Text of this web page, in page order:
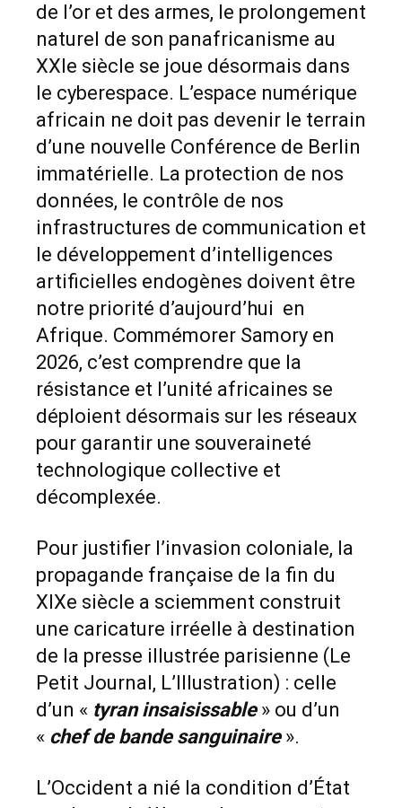
de l’or et des armes, le prolongement
naturel de son panafricanisme au
XXIe siècle se joue désormais dans
le cyberespace. L’espace numérique
africain ne doit pas devenir le terrain
d’une nouvelle Conférence de Berlin
immatérielle. La protection de nos
données, le contrôle de nos
infrastructures de communication et
le développement d’intelligences
artificielles endogènes doivent être
notre priorité d’aujourd’hui en
Afrique. Commémorer Samory en
2026, c’est comprendre que la
résistance et l’unité africaines se
déploient désormais sur les réseaux
pour garantir une souveraineté
technologique collective et
décomplexée.
Pour justifier l’invasion coloniale, la
propagande française de la fin du
XIXe siècle a sciemment construit
une caricature irréelle à destination
de la presse illustrée parisienne (Le
Petit Journal, L’Illustration) : celle
d’un « tyran insaisissable» ou d’un
« chef de bande sanguinaire».
L’Occident a nié la condition d’État